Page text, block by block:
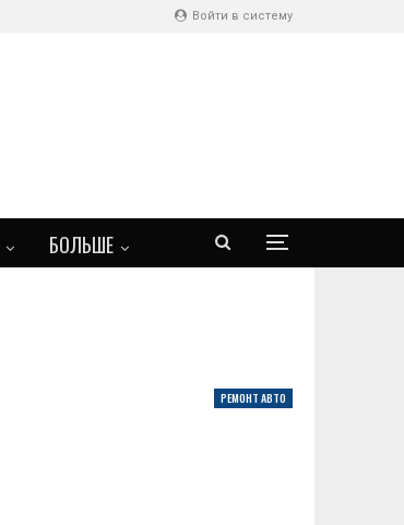
Войти в систему
БОЛЬШЕ
РЕМОНТ АВТО